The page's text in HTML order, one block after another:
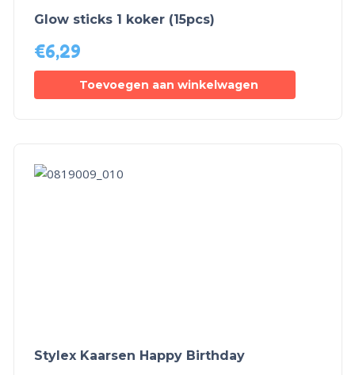
Glow sticks 1 koker (15pcs)
€6,29
Toevoegen aan winkelwagen
Stylex Kaarsen Happy Birthday